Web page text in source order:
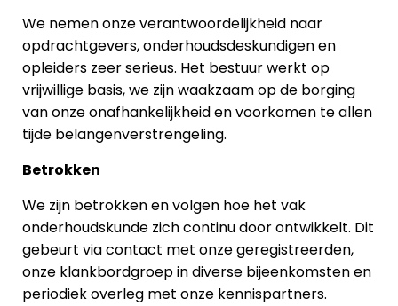
We nemen onze verantwoordelijkheid naar
opdrachtgevers, onderhoudsdeskundigen en
opleiders zeer serieus. Het bestuur werkt op
vrijwillige basis, we zijn waakzaam op de borging
van onze onafhankelijkheid en voorkomen te allen
tijde belangenverstrengeling.
Betrokken
We zijn betrokken en volgen hoe het vak
onderhoudskunde zich continu door ontwikkelt. Dit
gebeurt via contact met onze geregistreerden,
onze klankbordgroep in diverse bijeenkomsten en
periodiek overleg met onze kennispartners.